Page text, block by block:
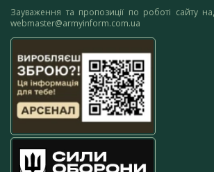
Зауваження та пропозиції по роботі сайту
webmaster@armyinform.com.ua